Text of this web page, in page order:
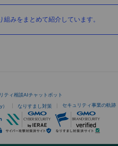
みをまとめて紹介しています。
ティ相談AIチャットボット
なりすまし対策 セキュリティ事業の軌跡